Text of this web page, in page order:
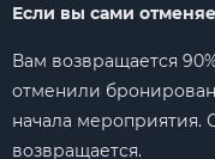
Если вы сами
Вам возвращается
отменили
начала мероприятия.
возвращается.